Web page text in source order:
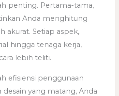
penting. Pertama-tama,
Anda menghitung
akurat. Setiap aspek,
hingga tenaga kerja,
lebih teliti.
efisiensi penggunaan
yang matang, Anda